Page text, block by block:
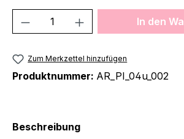
Produkt Anzahl: GibIn den
Zum Merkzettel hinzufügen
Produktnummer: AR_PI_04u_002
Beschreibung